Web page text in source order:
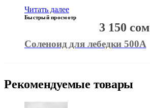
Читать далее
Быстрый просмотр
Соленоид для лебедки 500А
3 150 сом
Рекомендуемые товары